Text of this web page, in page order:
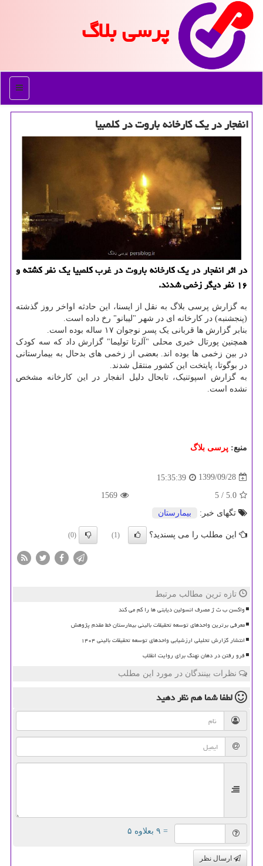
پرسی بلاگ
منو
انفجار در یك كارخانه باروت در كلمبیا
در اثر انفجار در یک کارخانه باروت در غرب کلمبیا یک نفر کشته و
۱۶ نفر دیگر زخمی شدند.
به گزارش پرسی بلاگ به نقل از ایسنا، این حادثه اواخر روز گذشته
(پنجشنبه) در کارخانه ای در شهر "لیبانو" رخ داده است.
بنابر گزارش ها قربانی یک پسر نوجوان ۱۷ ساله بوده است.
همچنین پورتال خبری محلی "آلرتا تولیما" گزارش داد که سه کودک
در بین زخمی ها بوده اند. بعضی از زخمی های بدحال به بیمارستانی
در بوگوتا، پایتخت این کشور منتقل شدند.
به گزارش اسپوتنیک، تابحال دلیل انفجار در این کارخانه مشخص
نشده است.
منبع: پرسی بلاگ
1399/09/28
15:35:39
5.0
/ 5
1569
تگهای خبر:
بیمارستان
این مطلب را می پسندید؟ (1)
(0)
تازه ترین مطالب مرتبط
واکسن ب ث ژ مصرف انسولین دیابتی ها را کم می کند
معرفی برترین واحدهای توسعه تحقیقات بالینی بیمارستان خط مقدم پژوهش
انتشار گزارش تحلیلی ارزشیابی واحدهای توسعه تحقیقات بالینی ۱۴۰۴
فرو رفتن در دهان نهنگ برای روایت انقلاب
نظرات بینندگان در مورد این مطلب
لطفا شما همنظر دهید
= ۹ بعلاوه ۵
ارسال نظر